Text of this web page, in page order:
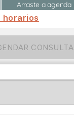
Arraste a agenda
horarios
CONSULTA